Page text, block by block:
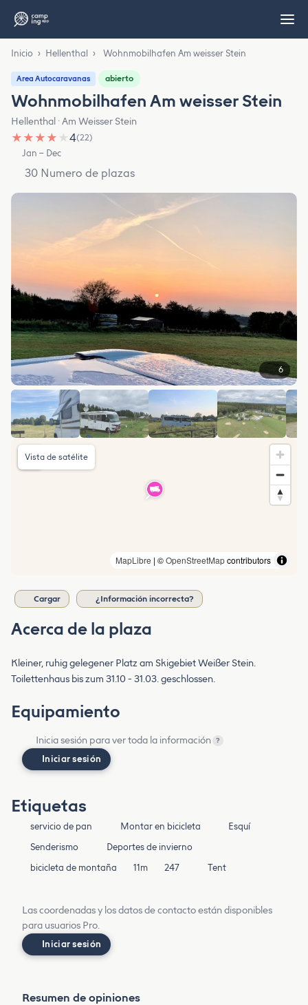
Inicio › Hellenthal › Wohnmobilhafen Am weisser Stein
Area Autocaravanas abierto
Wohnmobilhafen Am weisser Stein
Hellenthal · Am Weisser Stein
★ ★ ★ ★ ★4(22)
Jan – Dec
30 Numero de plazas
6
MapLibre | ©OpenStreetMapcontributors
Vista de satélite
Cargar ¿Información incorrecta?
Acerca de la plaza
Kleiner, ruhig gelegener Platz am Skigebiet Weißer Stein.
Toilettenhaus bis zum 31.10 - 31.03. geschlossen.
Equipamiento
Inicia sesión para ver toda la información ?
Iniciar sesión
Etiquetas
servicio de pan Montar en bicicleta
Esquí
Senderismo
Deportes de invierno
bicicleta de montaña
11m 247 Tent
Las coordenadas y los datos de contacto están disponibles
para usuarios Pro.
Iniciar sesión
Resumen de opiniones